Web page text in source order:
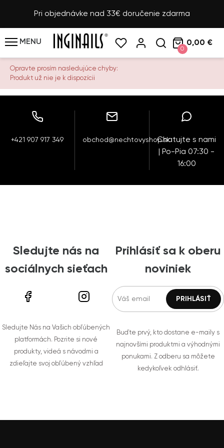
Pri objednávke nad 33€ doručenie zdarma
MENU
0
0,00 €
Opravte prosím nasledujúce chyby:
Produkt už nie je k dispozícii
+421 907 917 349 obchod@nechtovyshop.skChatujte s nami
| Po-Pia 07:30 -
16:00
Sledujte nás na
sociálnych sieťach
Sledujte Nás na Vašich obľúbených
platformách. Pozrite si nové
produkty, videá s návodmi a
zdieľajte svoj obľúbený vzhľad
Prihlásiť sa k oberu
noviniek
Buďte prvý, kto dostane e-maily s
najnovšími produktmi a výhodnými
ponukami. Z odberu sa môžete
kedykoľvek odhlásiť.